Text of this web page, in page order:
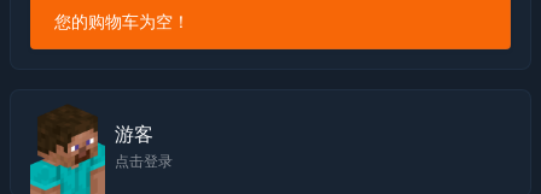
您的购物车为空！
游客
点击登录